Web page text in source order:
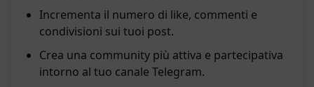
Incrementa il numero di like, commenti e
condivisioni sui tuoi post.
Crea una community più attiva e partecipativa
intorno al tuo canale Telegram.